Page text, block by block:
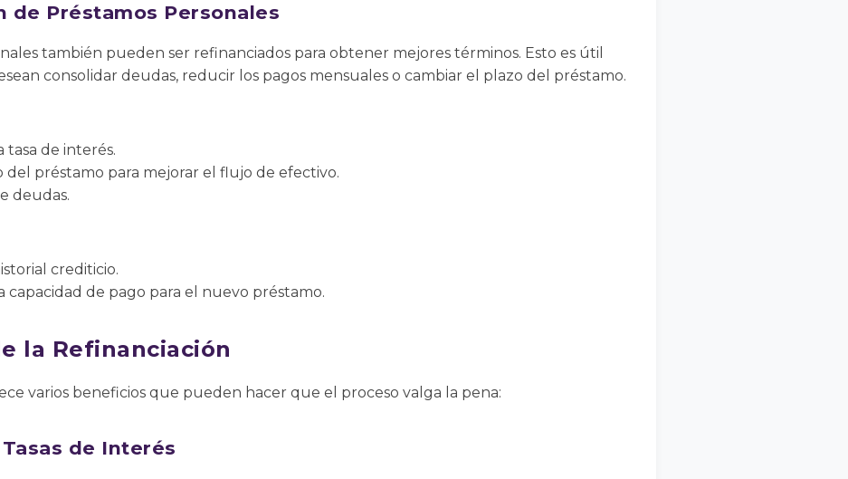
de Préstamos Personales
también pueden ser refinanciados para obtener mejores términos. Esto es útil
consolidar deudas, reducir los pagos mensuales o cambiar el plazo del préstamo.
tasa de interés.
del préstamo para mejorar el flujo de efectivo.
deudas.
crediticio.
capacidad de pago para el nuevo préstamo.
la Refinanciación
varios beneficios que pueden hacer que el proceso valga la pena:
de Interés